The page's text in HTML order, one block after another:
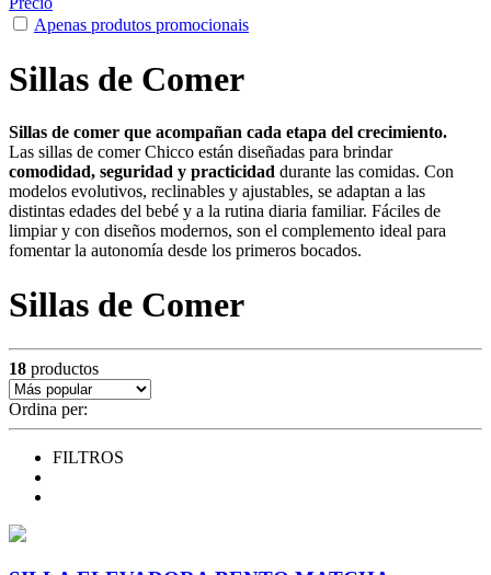
Apenas produtos promocionais
Sillas de Comer
Sillas de comer que acompañan cada etapa del crecimiento.
Las sillas de comer Chicco están diseñadas para brindar
comodidad, seguridad y practicidad durante las comidas. Con
modelos evolutivos, reclinables y ajustables, se adaptan a las
distintas edades del bebé y a la rutina diaria familiar. Fáciles de
limpiar y con diseños modernos, son el complemento ideal para
fomentar la autonomía desde los primeros bocados.
Sillas de Comer
18 productos
Ordina per:
FILTROS